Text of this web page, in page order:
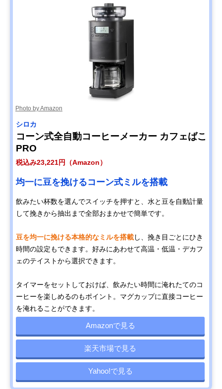
Photo by Amazon
シロカ
コーン式全自動コーヒーメーカー カフェばこ
PRO
税込み23,221円（Amazon）
均一に豆を挽けるコーン式ミルを搭載
飲みたい杯数を選んでスイッチを押すと、水と豆を自動計量
して挽きから抽出まで全部おまかせで簡単です。
豆を均一に挽ける本格的なミルを搭載し、挽き目ごとにひき
時間の設定もできます。好みにあわせて高温・低温・デカフ
ェのテイストから選択できます。
タイマーをセットしておけば、飲みたい時間に淹れたてのコ
ーヒーを楽しめるのもポイント。マグカップに直接コーヒー
を淹れることができます。
Amazonで見る
楽天市場で見る
Yahoo!で見る